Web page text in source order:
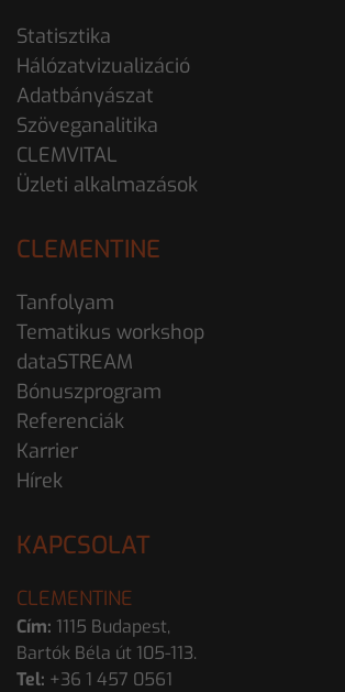
Statisztika
Hálózatvizualizáció
Adatbányászat
Szöveganalitika
CLEMVITAL
Üzleti alkalmazások
CLEMENTINE
Tanfolyam
Tematikus workshop
dataSTREAM
Bónuszprogram
Referenciák
Karrier
Hírek
KAPCSOLAT
CLEMENTINE
Cím: 1115 Budapest,
Bartók Béla út 105-113.
Tel: +36 1 457 0561